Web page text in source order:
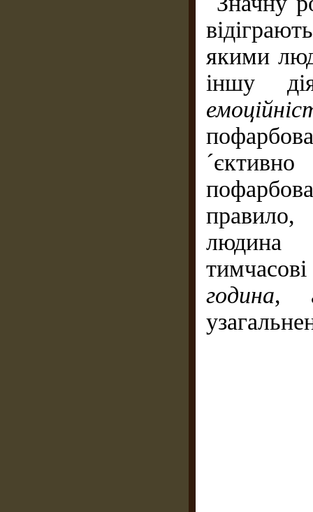
якими
іншу
людина
година, а